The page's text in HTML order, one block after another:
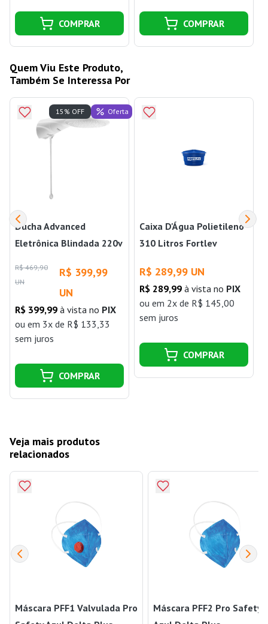
COMPRAR COMPRAR
Quem Viu Este Produto,
Também Se Interessa Por
Ducha Advanced
Eletrônica Blindada 220v
R$ 469,90
UN
R$ 399,99
UN
R$ 399,99 à vista no PIX
ou em 3x de R$ 133,33
sem juros
15% OFF Oferta
COMPRAR
Caixa D'Água Polietileno
310 Litros Fortlev
R$ 289,99 UN
R$ 289,99 à vista no PIX
ou em 2x de R$ 145,00
sem juros
COMPRAR
Veja mais produtos
relacionados
Máscara PFF1 Valvulada Pro
Máscara PFF2 Pro Safety